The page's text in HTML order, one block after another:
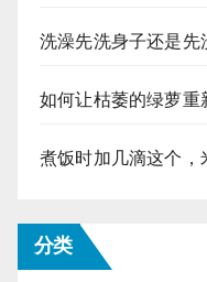
洗澡先洗身子还是先
如何让枯萎的绿萝重
煮饭时加几滴这个，
分类